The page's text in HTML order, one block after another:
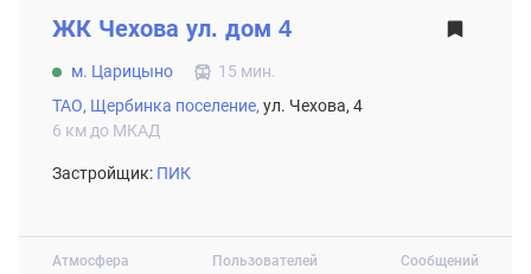
Атмосфера
Пользователей
Сообщений
ЖК Чехова ул. дом 4
м. Царицыно
15 мин.
ТАО, Щербинка поселение, ул. Чехова, 4
6 км до МКАД
Застройщик: ПИК